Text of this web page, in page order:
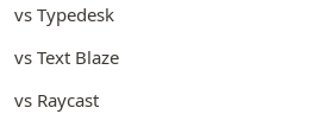
vs Typedesk
vs Text Blaze
vs Raycast